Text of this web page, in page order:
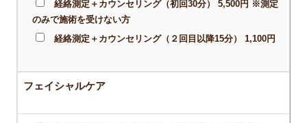
経絡測定＋カウンセリング（初回30分） 5,500円 ※測定
のみで施術を受けない方
経絡測定＋カウンセリング（２回目以降15分） 1,100円
フェイシャルケア